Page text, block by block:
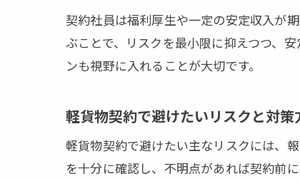
契約社員は福利厚生や一定の安定収入が
ぶことで、リスクを最小限に抑えつつ、
ンも視野に入れることが大切です。
軽貨物契約で避けたいリスクと対策
軽貨物契約で避けたい主なリスクには、
を十分に確認し、不明点があれば契約前